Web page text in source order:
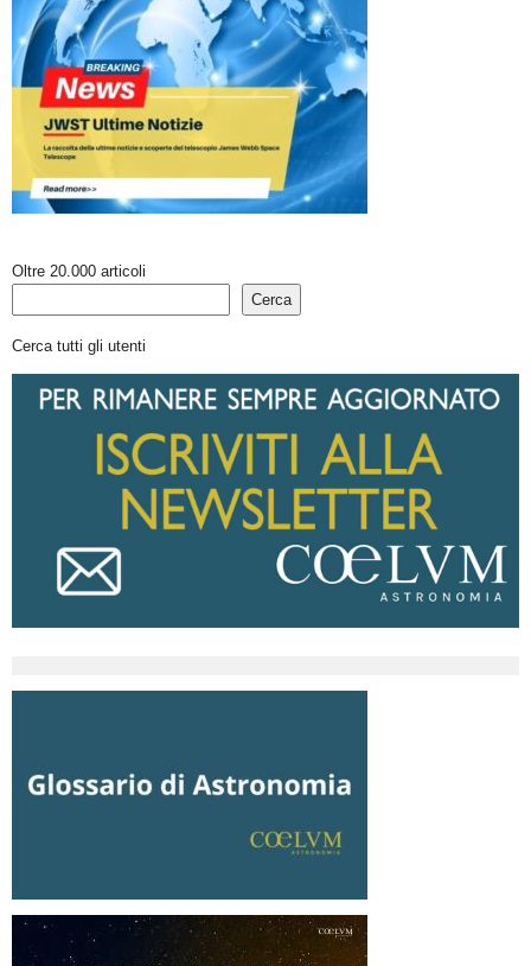
Oltre 20.000 articoli
Cerca
Cerca tutti gli utenti